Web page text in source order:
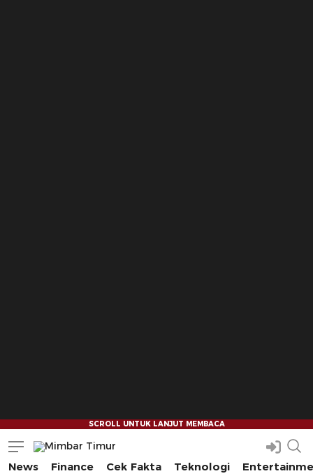
Mimbar Timur
Media Berjaringan Indonesia Timur
News Finance Cek Fakta Teknologi
--